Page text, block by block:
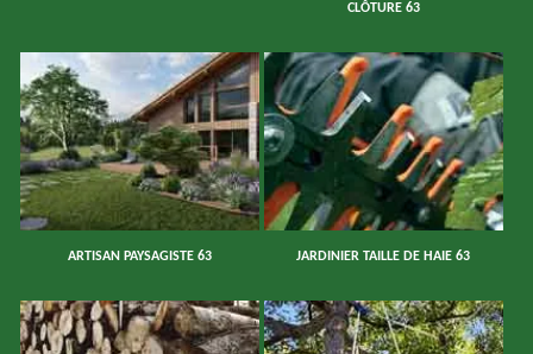
CLÔTURE 63
ARTISAN PAYSAGISTE 63 JARDINIER TAILLE DE HAIE 63